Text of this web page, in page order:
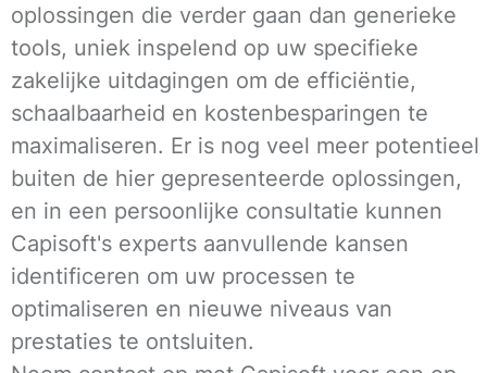
oplossingen die verder gaan dan generieke
tools, uniek inspelend op uw specifieke
zakelijke uitdagingen om de efficiëntie,
schaalbaarheid en kostenbesparingen te
maximaliseren. Er is nog veel meer potentieel
buiten de hier gepresenteerde oplossingen,
en in een persoonlijke consultatie kunnen
Capisoft's experts aanvullende kansen
identificeren om uw processen te
optimaliseren en nieuwe niveaus van
prestaties te ontsluiten.